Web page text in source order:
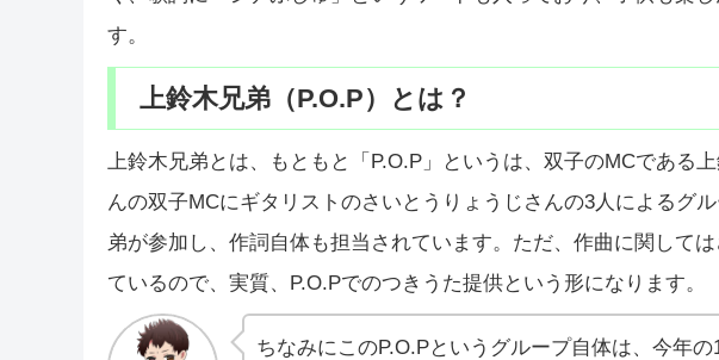
す。
上鈴木兄弟（P.O.P）とは？
上鈴木兄弟とは、もともと「P.O.P」というは、双子のMCである
んの双子MCにギタリストのさいとうりょうじさんの3人によるグ
弟が参加し、作詞自体も担当されています。ただ、作曲に関して
ているので、実質、P.O.Pでのつきうた提供という形になります。
ちなみにこのP.O.Pというグループ自体は、今年